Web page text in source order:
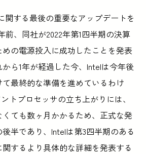
関する最後の重要なアップデートを
前、同社が2022年第1四半期の決算
の電源投入に成功したことを発表
ら1年が経過した今、Intelは今年後
最終的な準備を進めているわけ
トプロセッサの立ち上がりには、
ても数ヶ月かかるため、正式な発
半であり、Intelは第3四半期のある
するより具体的な詳細を発表する